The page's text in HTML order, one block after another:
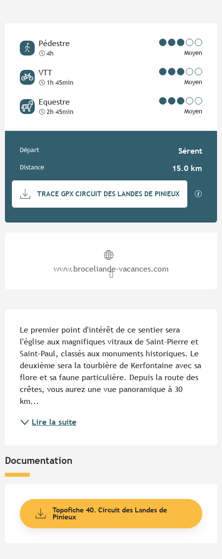
Pédestre
4h Moyen
VTT
1h 45min Moyen
Equestre
2h 45min Moyen
Informations pratiques
Départ Sérent
Distance 15.0 km
Documentation
TRACE GPX CIRCUIT DES LANDES DE PINIEUX
www.broceliande-vacances.com
Le premier point d'intérêt de ce sentier sera
l'église aux magnifiques vitraux de Saint-Pierre et
Saint-Paul, classés aux monuments historiques. Le
deuxième sera la tourbière de Kerfontaine avec sa
flore et sa faune particulière. Depuis la route des
crêtes, vous aurez une vue panoramique à 30
km...
Lire la suite
Documentation
Topofiche 40. Circuit des Landes de
Pinieux